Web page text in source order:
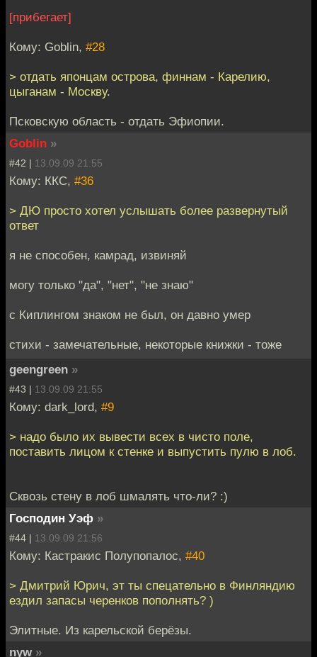
[прибегает]
Кому: Goblin, #28
> отдать японцам острова, финнам - Карелию,
цыганам - Москву.
Псковскую область - отдать Эфиопии.
Goblin »
#42 | 13.09.09 21:55
Кому: ККС, #36
> ДЮ просто хотел услышать более развернутый
ответ
я не способен, камрад, извиняй
могу только "да", "нет", "не знаю"
с Киплингом знаком не был, он давно умер
стихи - замечательные, некоторые книжки - тоже
geengreen »
#43 | 13.09.09 21:55
Кому: dark_lord, #9
> надо было их вывести всех в чисто поле,
поставить лицом к стенке и выпустить пулю в лоб.
Сквозь стену в лоб шмалять что-ли? :)
Господин Уэф »
#44 | 13.09.09 21:56
Кому: Кастракис Полупопалос, #40
> Дмитрий Юрич, эт ты спецательно в Финляндию
ездил запасы черенков пополнять? )
Элитные. Из карельской берёзы.
nyw »